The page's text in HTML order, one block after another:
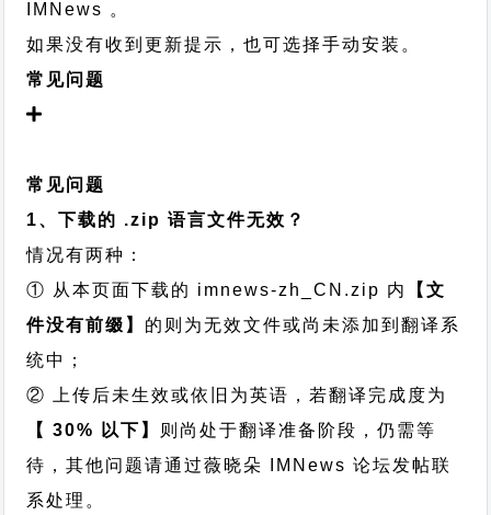
IMNews 。
如果没有收到更新提示，也可选择手动安装。
常见问题
常见问题
1、下载的 .zip 语言文件无效？
情况有两种：
① 从本页面下载的 imnews-zh_CN.zip 内
【文
件没有前缀】 的则为无效文件或尚未添加到翻译系
统中；
② 上传后未生效或依旧为英语，若翻译完成度为
【 30% 以下】 则尚处于翻译准备阶段，仍需等
待，其他问题请通过薇晓朵 IMNews 论坛发帖联
系处理。